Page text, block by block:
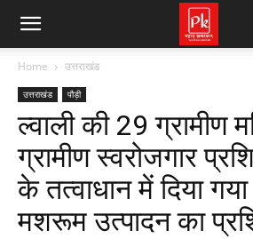
Home उत्तराखंड
उत्तराखंड पौड़ी
ल्वाली की 29 ग्रामीण
ग्रामीण स्वरोजगार
के तत्वाधान में दिया
मशरूम उत्पादन का